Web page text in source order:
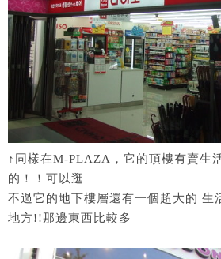
↑同樣在M-PLAZA，它的頂樓有賣生
的！！可以逛
不過它的地下樓層還有一個超大的 生
地方!!那邊東西比較多